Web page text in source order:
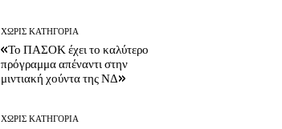
ΧΩΡΊΣ ΚΑΤΗΓΟΡΊΑ
«Το ΠΑΣΟΚ έχει το καλύτερο
πρόγραμμα απέναντι στην
μιντιακή χούντα της ΝΔ»
ΧΩΡΊΣ ΚΑΤΗΓΟΡΊΑ